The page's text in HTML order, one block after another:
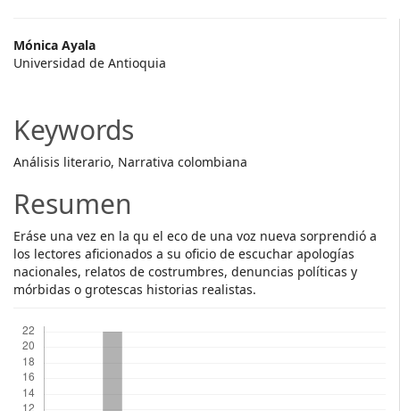
Main
Article
Mónica Ayala
Universidad de Antioquia
Keywords
Análisis literario, Narrativa colombiana
Resumen
Eráse una vez en la qu el eco de una voz nueva sorprendió a
los lectores aficionados a su oficio de escuchar apologías
nacionales, relatos de costrumbres, denuncias políticas y
mórbidas o grotescas historias realistas.